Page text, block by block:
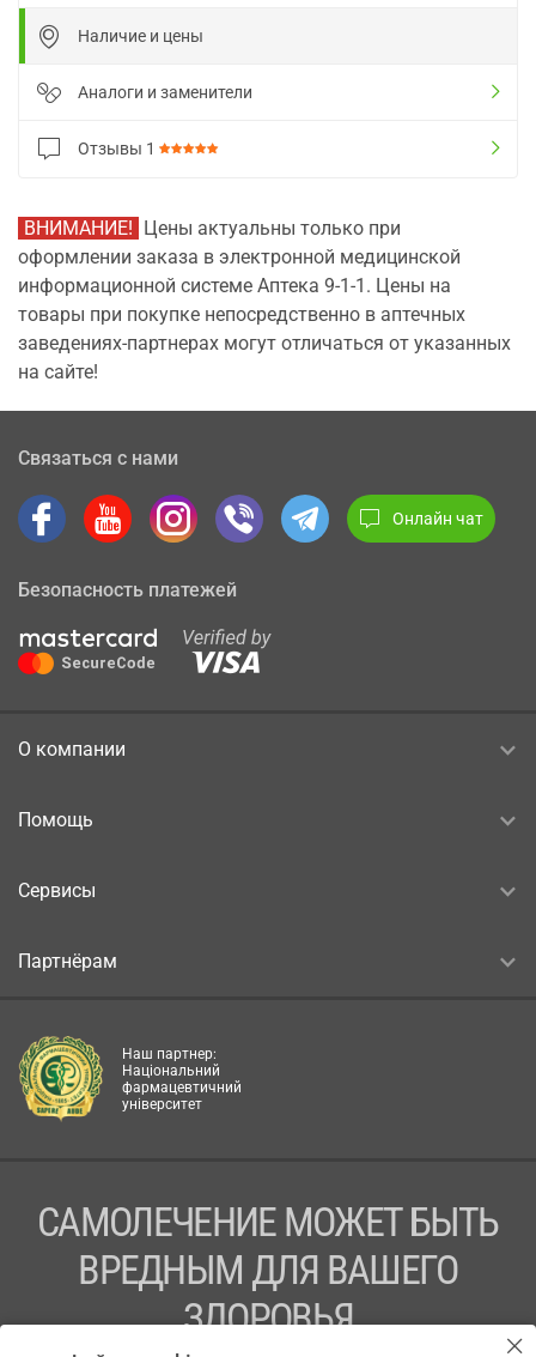
Наличие и цены
Аналоги и заменители
Отзывы 1
ВНИМАНИЕ! Цены актуальны только при
оформлении заказа в электронной медицинской
информационной системе Аптека 9-1-1. Цены на
товары при покупке непосредственно в аптечных
заведениях-партнерах могут отличаться от указанных
на сайте!
Связаться с нами
Онлайн чат
Безопасность платежей
О компании
Помощь
Сервисы
Партнёрам
Наш партнер:
Національний
фармацевтичний
університет
САМОЛЕЧЕНИЕ МОЖЕТ БЫТЬ
ВРЕДНЫМ ДЛЯ ВАШЕГО
ЗДОРОВЬЯ